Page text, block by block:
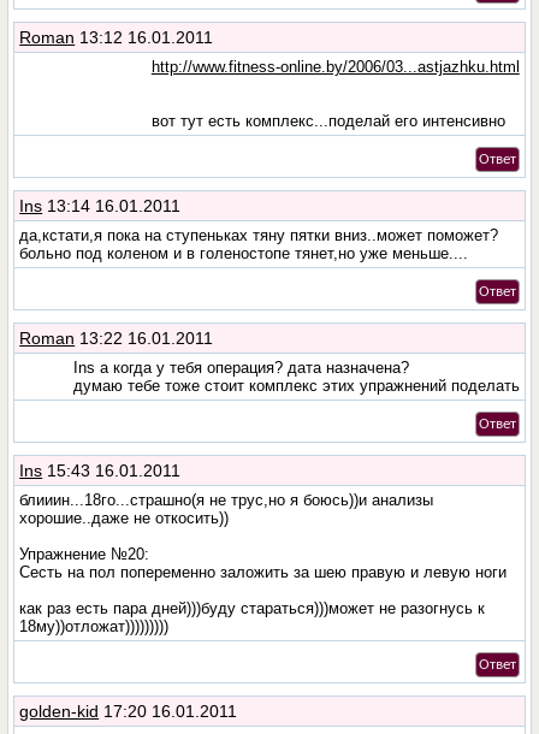
Roman 13:12 16.01.2011
http://www.fitness-online.by/2006/03...astjazhku.html
вот тут есть комплекс...поделай его интенсивно
Ответ
Ins 13:14 16.01.2011
да,кстати,я пока на ступеньках тяну пятки вниз..может поможет?
больно под коленом и в голеностопе тянет,но уже меньше....
Ответ
Roman 13:22 16.01.2011
Ins а когда у тебя операция? дата назначена?
думаю тебе тоже стоит комплекс этих упражнений поделать
Ответ
Ins 15:43 16.01.2011
блииин...18го...страшно(я не трус,но я боюсь))и анализы
хорошие..даже не откосить))
Упражнение №20:
Сесть на пол попеременно заложить за шею правую и левую ноги
как раз есть пара дней)))буду стараться)))может не разогнусь к
18му))отложат)))))))))
Ответ
golden-kid 17:20 16.01.2011